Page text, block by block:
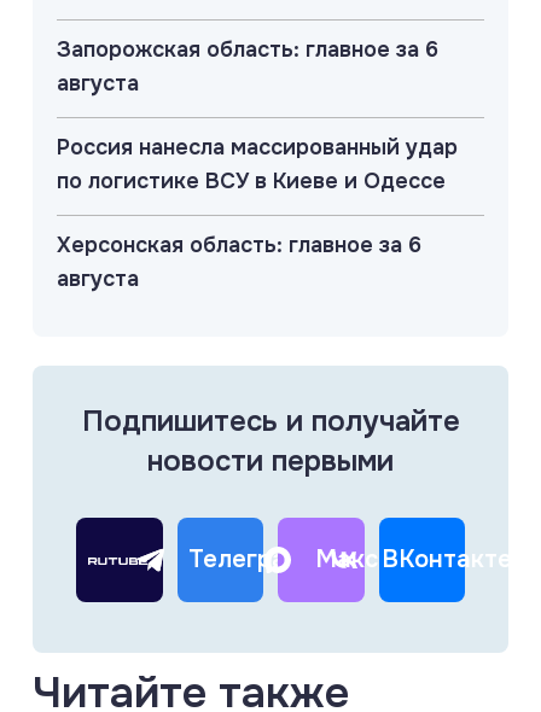
Запорожская область: главное за 6
августа
Россия нанесла массированный удар
по логистике ВСУ в Киеве и Одессе
Херсонская область: главное за 6
августа
Подпишитесь и получайте
новости первыми
Телеграм Макс ВКонтакте
Читайте также